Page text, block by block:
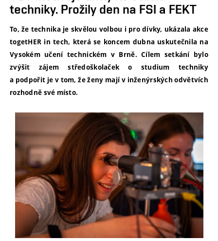
techniky. Prožily den na FSI a FEKT
To, že technika je skvělou volbou i pro dívky, ukázala akce
togetHER in tech, která se koncem dubna uskutečnila na
Vysokém učení technickém v Brně. Cílem setkání bylo
zvýšit zájem středoškolaček o studium techniky
a podpořit je v tom, že ženy mají v inženýrských odvětvích
rozhodně své místo.